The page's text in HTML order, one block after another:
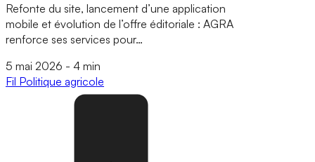
Refonte du site, lancement d’une application
mobile et évolution de l’offre éditoriale : AGRA
renforce ses services pour…
5 mai 2026 - 4 min
Fil Politique agricole